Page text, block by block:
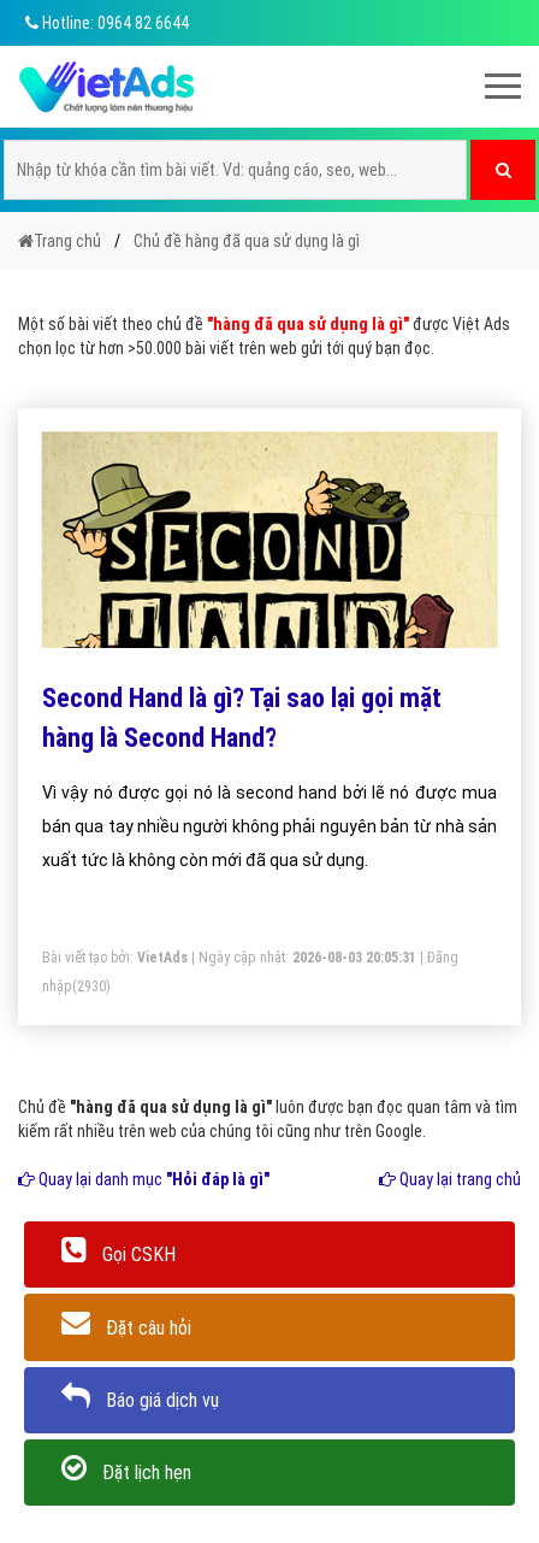
Hotline: 0964 82 6644
Trang chủ Chủ đề hàng đã qua sử dụng là gì
Một số bài viết theo chủ đề "hàng đã qua sử dụng là gì"được Việt Ads
chọn lọc từ hơn >50.000 bài viết trên web gửi tới quý bạn đọc.
Second Hand là gì? Tại sao lại gọi mặt
hàng là Second Hand?
Vì vậy nó được gọi nó là second hand bởi lẽ nó được mua
bán qua tay nhiều người không phải nguyên bản từ nhà sản
xuất tức là không còn mới đã qua sử dụng.
Bài viết tạo bởi: VietAds | Ngày cập nhật: 2026-08-03 20:05:31
Đăng
nhập(2930)
Chủ đề "hàng đã qua sử dụng là gì" luôn được bạn đọc quan tâm và tìm
kiếm rất nhiều trên web của chúng tôi cũng như trên Google.
Quay lại danh mục "Hỏi đáp là gì" Quay lại trang chủ
Gọi CSKH
Đặt câu hỏi
Báo giá dịch vụ
Đặt lịch hẹn